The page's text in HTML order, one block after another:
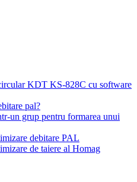
KDT KS-828C cu software
pal?
un grup pentru formarea unui
debitare PAL
de taiere al Homag